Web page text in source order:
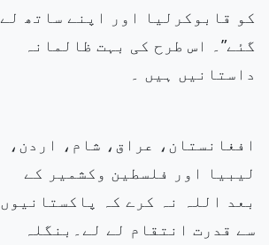
کو قابوکرلیا اور اپنے ساتھ لے
گئے”۔ اس طرح کی بہت ظالمانہ
داستانیں ہیں ۔
افغانستان، عراق، شام، اردن،
لیبیا اور
فلسطین وکشمیر کے
بعد اللہ نہ کرے کہ پاکستانیوں
سے قدرت انتقام لے لے۔بنگلہ